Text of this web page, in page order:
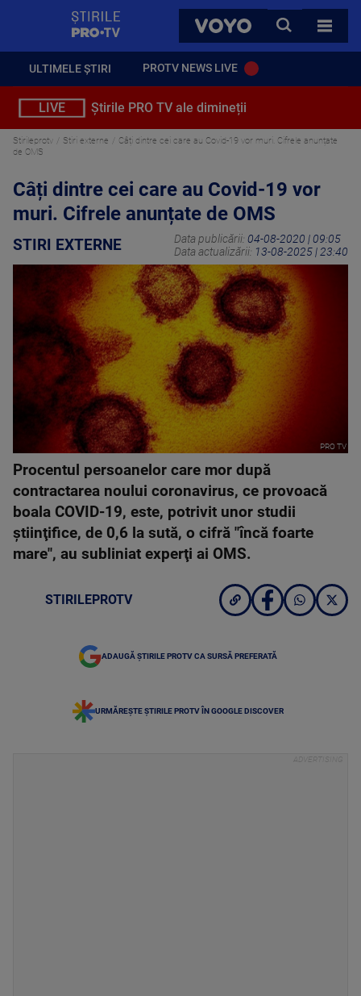
VOYO
CAUTA
TOATE
ULTIMELE ȘTIRI PROTV NEWS LIVE
LIVE Știrile PRO TV ale dimineții
Stirileprotv Stiri externe
Câți dintre cei care au Covid-19 vor muri. Cifrele anunțate
de OMS
Câți dintre cei care au Covid-19 vor
muri. Cifrele anunțate de OMS
STIRI EXTERNE Data publicării: 04-08-2020 | 09:05
Data actualizării: 13-08-2025 | 23:40
PRO TV
Procentul persoanelor care mor după
contractarea noului coronavirus, ce provoacă
boala COVID-19, este, potrivit unor studii
ştiinţifice, de 0,6 la sută, o cifră "încă foarte
mare", au subliniat experţi ai OMS.
STIRILEPROTV
ADAUGĂ ȘTIRILE PROTV CA SURSĂ PREFERATĂ
URMĂREȘTE ȘTIRILE PROTV ÎN GOOGLE DISCOVER